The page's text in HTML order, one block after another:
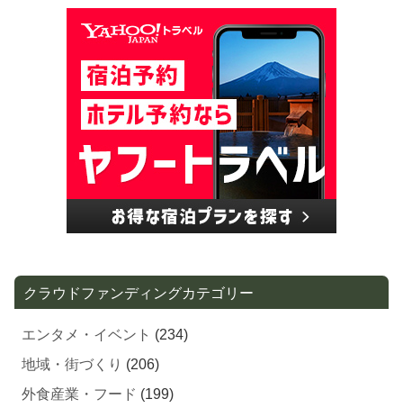
エンタメ・イベント(234)
地域・街づくり(206)
外食産業・フード(199)
家電・生活用品・雑貨(192)